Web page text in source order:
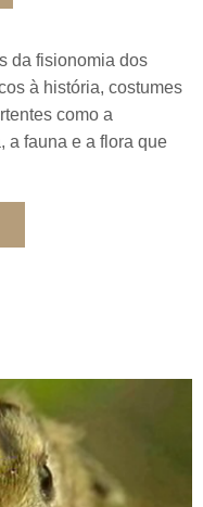
da fisionomia dos
à história, costumes
como a
a fauna e a flora que